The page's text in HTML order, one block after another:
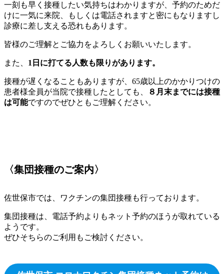
一刻も早く接種したい気持ちはわかりますが、予約のためだ
けに一気に来院、もしくは電話されますと密にもなりますし
診療に差し支える恐れもあります。
皆様のご理解とご協力をよろしくお願いいたします。
また、 1日に打てる人数も限りがあります。
接種が遅くなることもありますが、65歳以上のかかりつけの
患者様全員が当院で接種したとしても、
８月末までには接種
は可能ですのでぜひともご理解ください。
〈集団接種のご案内〉
佐世保市では、ワクチンの集団接種も行っております。
集団接種は、電話予約よりもネット予約のほうが取れている
ようです。
ぜひそちらのご利用もご検討ください。